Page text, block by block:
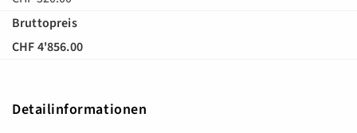
Bruttopreis
CHF 4'856.00
Detailinformationen